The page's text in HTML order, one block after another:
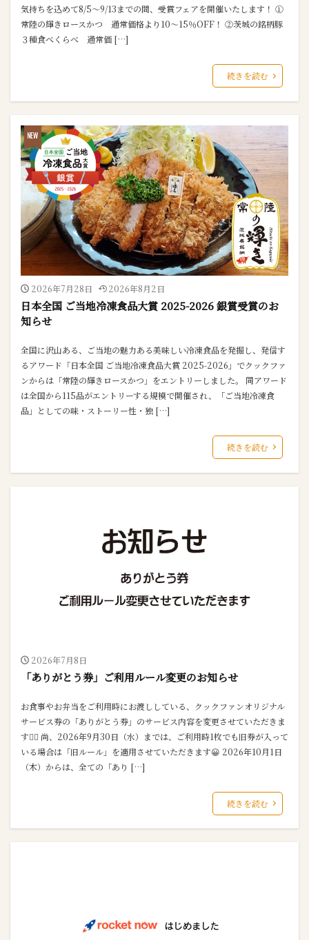
気持ちを込めて8/5～9/13までの間、受賞フェアを開催いたします！ ①
常陸の輝きロースかつ 通常価格より10～15％OFF！ ②茨城の銘柄豚
３種食べくらべ 通常価 […]
続きを読む
2026年7月28日 2026年8月2日
日本全国 ご当地冷凍食品大賞 2025-2026 銀賞受賞のお
知らせ
全国に沢山ある、ご当地の魅力ある美味しい冷凍食品を発掘し、発信す
るアワード「日本全国 ご当地冷凍食品大賞 2025-2026」でクックファ
ンからは「常陸の輝きロースかつ」をエントリーしました。 同アワード
は全国から115品がエントリーする規模で開催され、「ご当地冷凍食
品」としての味・ストーリー性・独 […]
続きを読む
2026年7月8日
「ありがとう券」ご利用ルール変更のお知らせ
お食事やお弁当をご利用時にお渡ししている、クックファンオリジナル
サービス券の「ありがとう券」のサービス内容を変更させていただきま
す🙇‍♀ 尚、2026年9月30日（水）までは、ご利用時1枚でも旧券が入って
いる場合は「旧ルール」を適用させていただきます😀 2026年10月1日
（木）からは、全ての「あり […]
続きを読む